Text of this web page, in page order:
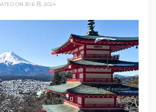
11:00從日光站坐火車，11:45停宇都
線同時還可順便買個鐵路便當。
，將行李鎖好在站內的coinlocker，
士（¥770單程），14:29到達五色沼入
bandai/timetable.html
ON 30 6 月, 2024